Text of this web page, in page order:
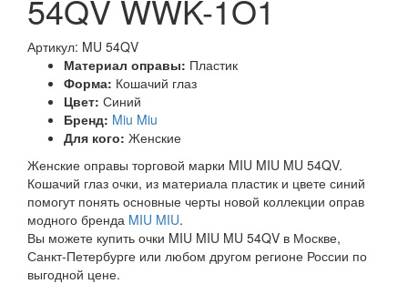
54QV WWK-1O1
Артикул: MU 54QV
Материал оправы: Пластик
Форма: Кошачий глаз
Цвет: Синий
Бренд: Miu Miu
Для кого: Женские
Женские оправы торговой марки MIU MIU MU 54QV.
Кошачий глаз очки, из материала пластик и цвете синий
помогут понять основные черты новой коллекции оправ
модного бренда MIU MIU.
Вы можете купить очки MIU MIU MU 54QV в Москве,
Санкт-Петербурге или любом другом регионе России по
выгодной цене.